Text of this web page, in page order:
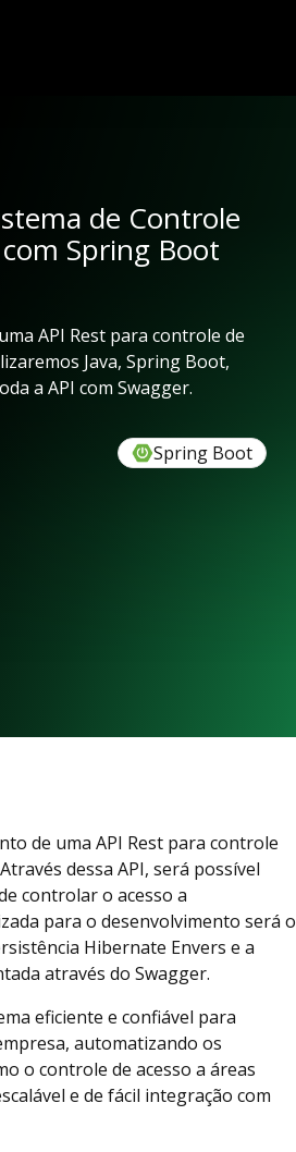
de Controle
Spring Boot
API Rest para controle de
Java, Spring Boot,
a API com Swagger.
Spring Boot
de uma API Rest para controle
dessa API, será possível
controlar o acesso a
para o desenvolvimento será o
Hibernate Envers e a
através do Swagger.
eficiente e confiável para
automatizando os
o controle de acesso a áreas
e de fácil integração com